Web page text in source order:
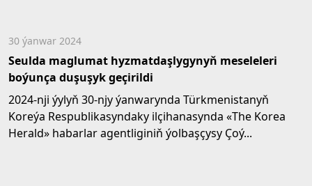
30 ýanwar 2024
Seulda maglumat hyzmatdaşlygynyň meseleleri
boýunça duşuşyk geçirildi
2024-nji ýylyň 30-njy ýanwarynda Türkmenistanyň
Koreýa Respublikasyndaky ilçihanasynda «The Korea
Herald» habarlar agentliginiň ýolbaşçysy Çoý...